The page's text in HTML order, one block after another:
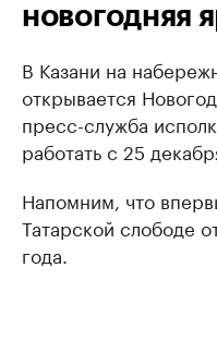
новогодняя
В Казани на
открывается
пресс-служба
работать с 25
Напомним, что
Татарской слободе
года.